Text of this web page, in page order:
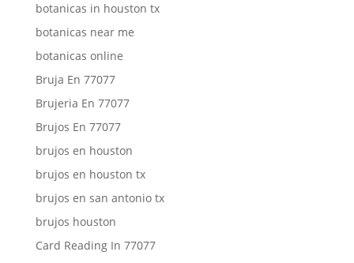
botanicas in houston tx
botanicas near me
botanicas online
Bruja En 77077
Brujeria En 77077
Brujos En 77077
brujos en houston
brujos en houston tx
brujos en san antonio tx
brujos houston
Card Reading In 77077